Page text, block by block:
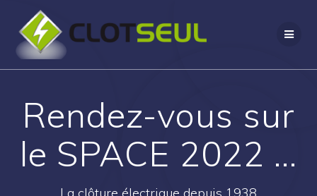
au
contenu
Rendez-vous sur
le SPACE 2022 …